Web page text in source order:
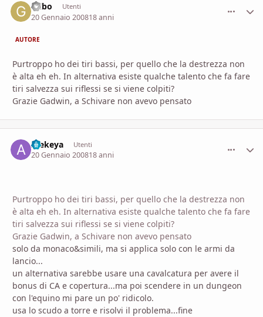
Gilbo Utenti
20 Gennaio 200818 anni
AUTORE
Purtroppo ho dei tiri bassi, per quello che la destrezza non
è alta eh eh. In alternativa esiste qualche talento che fa fare
tiri salvezza sui riflessi se si viene colpiti?
Grazie Gadwin, a Schivare non avevo pensato
Alekeya Utenti
20 Gennaio 200818 anni
Purtroppo ho dei tiri bassi, per quello che la destrezza non
è alta eh eh. In alternativa esiste qualche talento che fa fare
tiri salvezza sui riflessi se si viene colpiti?
Grazie Gadwin, a Schivare non avevo pensato
solo da monaco&simili, ma si applica solo con le armi da
lancio...
un alternativa sarebbe usare una cavalcatura per avere il
bonus di CA e copertura...ma poi scendere in un dungeon
con l'equino mi pare un po' ridicolo.
usa lo scudo a torre e risolvi il problema...fine